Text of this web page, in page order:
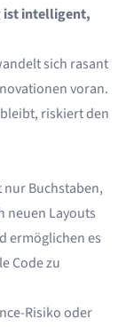
ist intelligent,
sich rasant
voran.
riskiert den
Buchstaben,
neuen Layouts
ermöglichen es
Code zu
Risiko oder